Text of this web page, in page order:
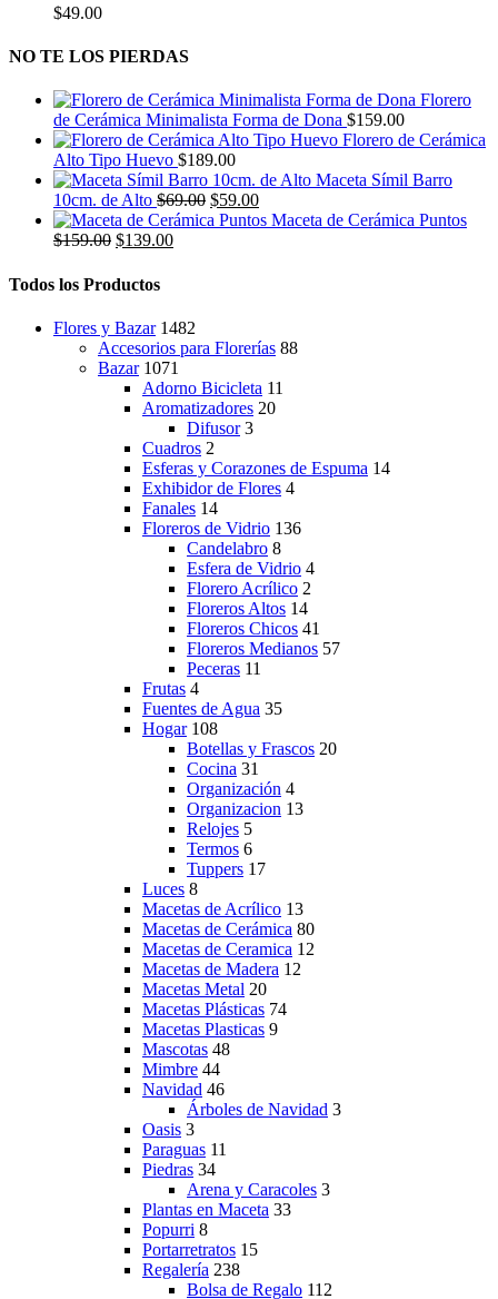
$49.00
NO TE LOS PIERDAS
Florero
de Cerámica Minimalista Forma de Dona $159.00
Florero de Cerámica
Alto Tipo Huevo $189.00
Maceta Símil Barro
10cm. de Alto $69.00 El
precio
$59.00El
precio
Maceta de Cerámica Puntos
$159.00 El
original
$159.00.
$139.00El
$139.00.
Todos los Productos
Flores y Bazar 1482
Accesorios para Florerías 88
Bazar 1071
Adorno Bicicleta 11
Aromatizadores 20
Difusor 3
Cuadros 2
Esferas y Corazones de Espuma 14
Exhibidor de Flores 4
Fanales 14
Floreros de Vidrio 136
Candelabro 8
Esfera de Vidrio 4
Florero Acrílico 2
Floreros Altos 14
Floreros Chicos 41
Floreros Medianos 57
Peceras 11
Frutas 4
Fuentes de Agua 35
Hogar 108
Botellas y Frascos 20
Cocina 31
Organización 4
Organizacion 13
Relojes 5
Termos 6
Tuppers 17
Luces 8
Macetas de Acrílico 13
Macetas de Cerámica 80
Macetas de Ceramica 12
Macetas de Madera 12
Macetas Metal 20
Macetas Plásticas 74
Macetas Plasticas 9
Mascotas 48
Mimbre 44
Navidad 46
Árboles de Navidad 3
Oasis 3
Paraguas 11
Piedras 34
Arena y Caracoles 3
Plantas en Maceta 33
Popurri 8
Portarretratos 15
Regalería 238
Bolsa de Regalo 112